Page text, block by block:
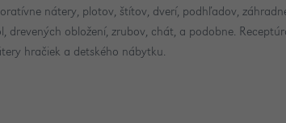
nátery, plotov, štítov, dverí, podhľadov,
drevených obložení, zrubov, chát, a podobne.
hračiek a detského nábytku.